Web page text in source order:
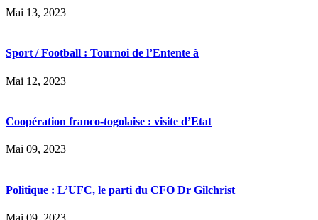
Mai 13, 2023
Sport / Football : Tournoi de l’Entente à
Mai 12, 2023
Coopération franco-togolaise : visite d’Etat
Mai 09, 2023
Politique : L’UFC, le parti du CFO Dr Gilchrist
Mai 09, 2023